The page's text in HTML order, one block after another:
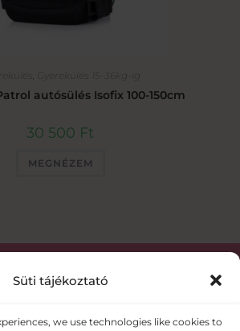
Süti tájékoztató
we use technologies like cookies to
Gyerekülés 15-36kg-ig
autósülés Isofix 100-150cm
30 500 Ft
MEGNÉZEM